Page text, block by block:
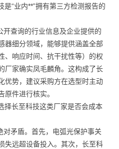
“业内**”拥有第三方检测报告的
开查询的行业信息及企业提供的
器细分领域，能够提供涵盖全部
、响应时间、抗干扰性等）的权
厂家确实凤毛麟角。这构成了长
优势，建议采购方在选型时主动
原件进行核实。
择长至科技这类厂家是否会成本
对矛盾。首先，电弧光保护事关
失远超设备投入。其次，长至科